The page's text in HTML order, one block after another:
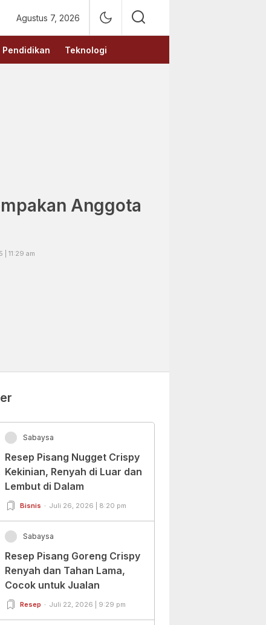
Agustus 7, 2026
Pendidikan Teknologi
Anggota
11:29 am
Sabaysa
Resep Pisang Nugget Crispy
Kekinian, Renyah di Luar dan
Lembut di Dalam
Bisnis Juli 26, 2026 | 8:20 pm
Sabaysa
Resep Pisang Goreng Crispy
Renyah dan Tahan Lama,
Cocok untuk Jualan
Resep Juli 22, 2026 | 9:29 pm